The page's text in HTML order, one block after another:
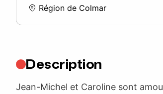
Région de Colmar
Description
Jean-Michel et Caroline sont